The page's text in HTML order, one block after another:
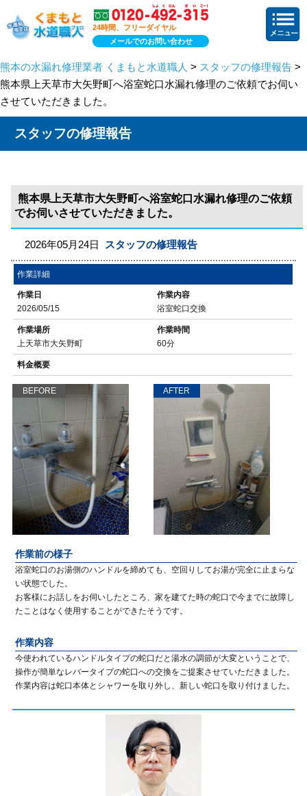
24時間、フリーダイヤル
メールでのお問い合わせ
熊本の水漏れ修理業者 くまもと水道職人 > スタッフの修理報告 >
熊本県上天草市大矢野町へ浴室蛇口水漏れ修理のご依頼でお伺い
させていただきました。
スタッフの修理報告
熊本県上天草市大矢野町へ浴室蛇口水漏れ修理のご依頼
でお伺いさせていただきました。
2026年05月24日 スタッフの修理報告
作業詳細
作業日
2026/05/15
作業内容
浴室蛇口交換
作業場所
上天草市大矢野町
作業時間
60分
料金概要
BEFORE AFTER
作業前の様子
浴室蛇口のお湯側のハンドルを締めても、空回りしてお湯が完全に止まらな
い状態でした。
お客様にお話しをお伺いしたところ、家を建てた時の蛇口で今までに故障し
たことはなく使用することができたそうです。
作業内容
今使われているハンドルタイプの蛇口だと湯水の調節が大変ということで、
操作が簡単なレバータイプの蛇口への交換をご提案させていただきました。
作業内容は蛇口本体とシャワーを取り外し、新しい蛇口を取り付けました。